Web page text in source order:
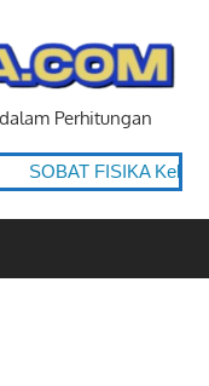
Perhitungan
SOBAT FISIKA Kelas 8